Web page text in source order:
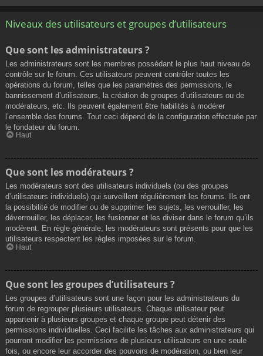
Niveaux des utilisateurs et groupes d’utilisateurs
Que sont les administrateurs ?
Les administrateurs sont les membres possédant le plus haut niveau de
contrôle sur le forum. Ces utilisateurs peuvent contrôler toutes les
opérations du forum, telles que les paramètres des permissions, le
bannissement d’utilisateurs, la création de groupes d’utilisateurs ou de
modérateurs, etc. Ils peuvent également être habilités à modérer
l’ensemble des forums. Tout ceci dépend de la configuration effectuée par
le fondateur du forum.
Haut
Que sont les modérateurs ?
Les modérateurs sont des utilisateurs individuels (ou des groupes
d’utilisateurs individuels) qui surveillent régulièrement les forums. Ils ont
la possibilité de modifier ou de supprimer les sujets, les verrouiller, les
déverrouiller, les déplacer, les fusionner et les diviser dans le forum qu’ils
modèrent. En règle générale, les modérateurs sont présents pour que les
utilisateurs respectent les règles imposées sur le forum.
Haut
Que sont les groupes d’utilisateurs ?
Les groupes d’utilisateurs sont une façon pour les administrateurs du
forum de regrouper plusieurs utilisateurs. Chaque utilisateur peut
appartenir à plusieurs groupes et chaque groupe peut détenir des
permissions individuelles. Ceci facilite les tâches aux administrateurs qui
pourront modifier les permissions de plusieurs utilisateurs en une seule
fois, ou encore leur accorder des pouvoirs de modération, ou bien leur